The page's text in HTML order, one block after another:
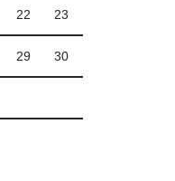
22 23
29 30